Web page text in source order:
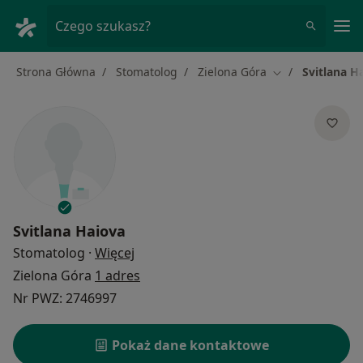
Czego szukasz?
Strona Główna Stomatolog Zielona Góra Zmień miasto
Svitlana
Svitlana Haiova
Stomatolog · Więcej
Zielona Góra 1 adres
Nr PWZ: 2746997
Pokaż dane kontaktowe